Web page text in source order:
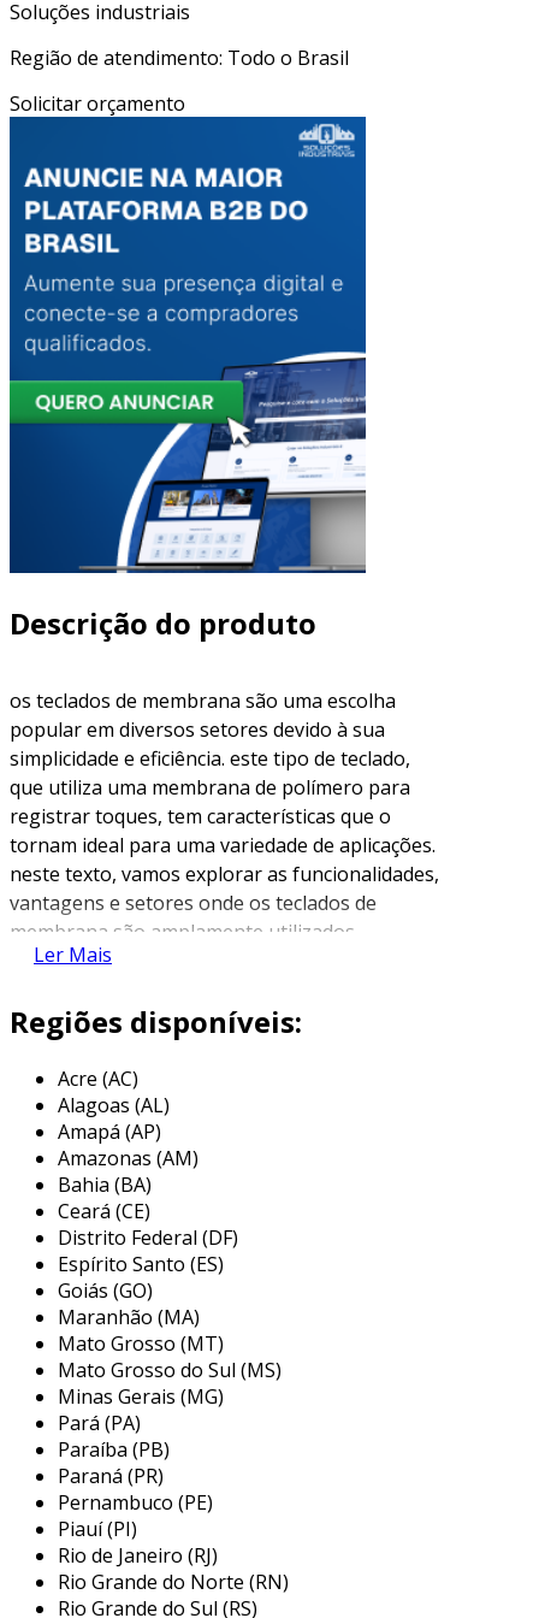
Soluções industriais
Região de atendimento: Todo o Brasil
Solicitar orçamento
Descrição do produto
os teclados de membrana são uma escolha
popular em diversos setores devido à sua
simplicidade e eficiência. este tipo de teclado,
que utiliza uma membrana de polímero para
registrar toques, tem características que o
tornam ideal para uma variedade de aplicações.
neste texto, vamos explorar as funcionalidades,
vantagens e setores onde os teclados de
membrana são amplamente utilizados.
umteclado de membranaé composto por
camadas incluem circuitos condutores que,
quando pressionados, fecham circuitos
elétricos para registrar a entrada. essa
tecnologia permite uma construção mais leve e
compacta, características que favorecem muitos
usuários.
consequentemente, os teclados de membrana
oferecem uma experiência de digitação
diferente em comparação aos teclados
mecânicos. o toque é mais suave e muitas vezes
mais silencioso, o que pode ser uma vantagem
em ambientes de trabalho.
vantagens dos teclados de
membrana
os teclados de membrana possuem diversas
vantagens. entre os principais benefícios,
destacam-se:
Ler Mais
Regiões disponíveis:
Acre (AC)
Alagoas (AL)
Amapá (AP)
Amazonas (AM)
Bahia (BA)
Ceará (CE)
Distrito Federal (DF)
Espírito Santo (ES)
Goiás (GO)
Maranhão (MA)
Mato Grosso (MT)
Mato Grosso do Sul (MS)
Minas Gerais (MG)
Pará (PA)
Paraíba (PB)
Paraná (PR)
Pernambuco (PE)
Piauí (PI)
Rio de Janeiro (RJ)
Rio Grande do Norte (RN)
Rio Grande do Sul (RS)